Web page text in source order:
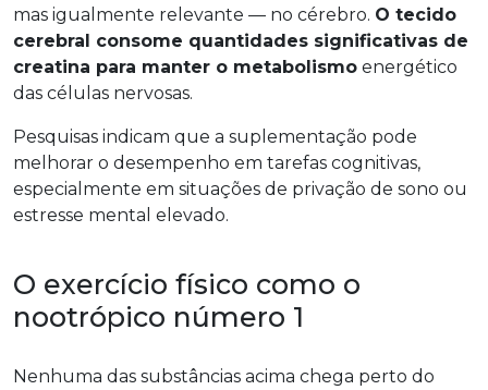
mas igualmente relevante — no cérebro. O tecido
cerebral consome quantidades significativas de
creatina para manter o metabolismo energético
das células nervosas.
Pesquisas indicam que a suplementação pode
melhorar o desempenho em tarefas cognitivas,
especialmente em situações de privação de sono ou
estresse mental elevado.
O exercício físico como o
nootrópico número 1
Nenhuma das substâncias acima chega perto do